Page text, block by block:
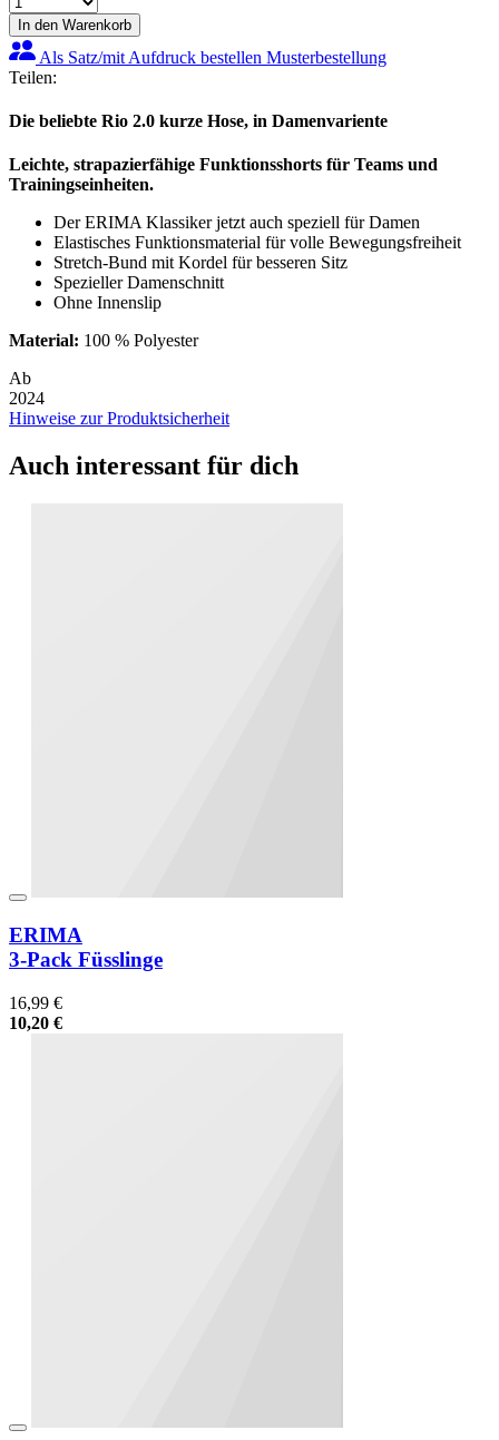
In den Warenkorb
Als Satz/mit Aufdruck bestellen Musterbestellung
Teilen:
Die beliebte Rio 2.0 kurze Hose, in Damenvariente
Leichte, strapazierfähige Funktionsshorts für Teams und
Trainingseinheiten.
Der ERIMA Klassiker jetzt auch speziell für Damen
Elastisches Funktionsmaterial für volle Bewegungsfreiheit
Stretch-Bund mit Kordel für besseren Sitz
Spezieller Damenschnitt
Ohne Innenslip
Material: 100 % Polyester
Ab
2024
Hinweise zur Produktsicherheit
Auch interessant für dich
ERIMA
3-Pack Füsslinge
16,99 €
10,20 €